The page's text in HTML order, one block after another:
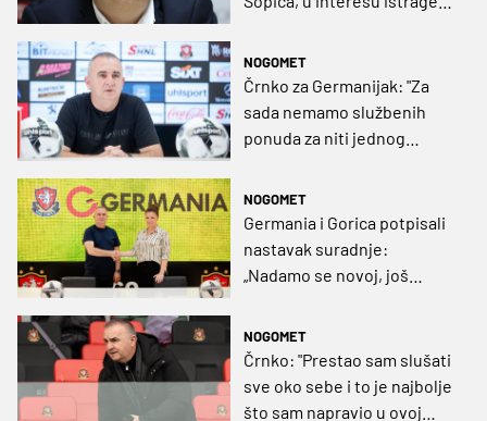
NOGOMET
Črnko za Germanijak: "Za
sada nemamo službenih
ponuda za niti jednog
hrvatski Atlético Madrid"
NOGOMET
Germania i Gorica potpisali
nastavak suradnje:
„Nadamo se novoj, još
NOGOMET
Črnko: "Prestao sam slušati
sve oko sebe i to je najbolje
što sam napravio u ovoj